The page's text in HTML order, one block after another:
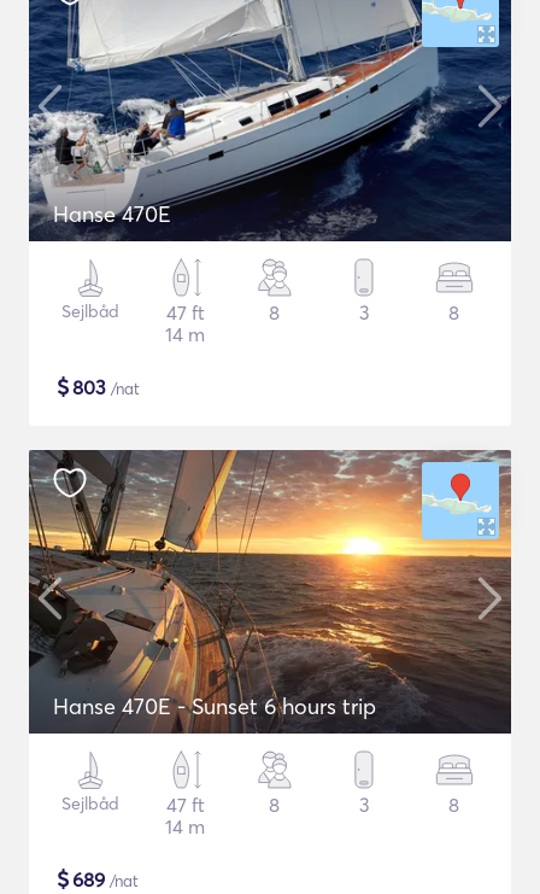
Hanse 470E
Sejlbåd
47 ft
14 m
8 3 8
$803 /nat
Hanse 470E - Sunset 6 hours trip
Sejlbåd
47 ft
14 m
8 3 8
$689 /nat